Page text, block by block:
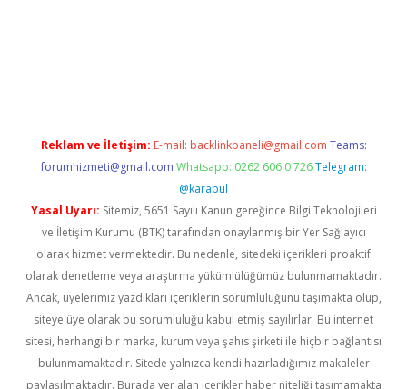
Reklam ve İletişim: E-mail: backlinkpaneli@gmail.com Teams:
forumhizmeti@gmail.com Whatsapp: 0262 606 0 726 Telegram:
@karabul
Yasal Uyarı: Sitemiz, 5651 Sayılı Kanun gereğince Bilgi Teknolojileri
ve İletişim Kurumu (BTK) tarafından onaylanmış bir Yer Sağlayıcı
olarak hizmet vermektedir. Bu nedenle, sitedeki içerikleri proaktif
olarak denetleme veya araştırma yükümlülüğümüz bulunmamaktadır.
Ancak, üyelerimiz yazdıkları içeriklerin sorumluluğunu taşımakta olup,
siteye üye olarak bu sorumluluğu kabul etmiş sayılırlar. Bu internet
sitesi, herhangi bir marka, kurum veya şahıs şirketi ile hiçbir bağlantısı
bulunmamaktadır. Sitede yalnızca kendi hazırladığımız makaleler
paylaşılmaktadır. Burada yer alan içerikler haber niteliği taşımamakta